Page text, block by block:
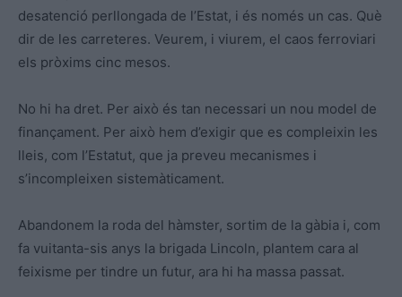
desatenció perllongada de l’Estat, i és només un cas. Què
dir de les carreteres. Veurem, i viurem, el caos ferroviari
els pròxims cinc mesos.
No hi ha dret. Per això és tan necessari un nou model de
finançament. Per això hem d’exigir que es compleixin les
lleis, com l’Estatut, que ja preveu mecanismes i
s’incompleixen sistemàticament.
Abandonem la roda del hàmster, sortim de la gàbia i, com
fa vuitanta-sis anys la brigada Lincoln, plantem cara al
feixisme per tindre un futur, ara hi ha massa passat.